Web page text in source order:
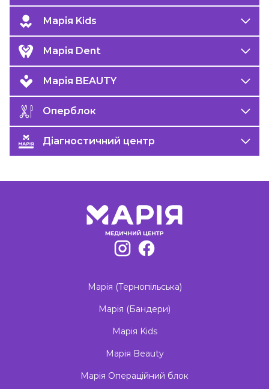
Марія Kids
Марія Dent
Марія BEAUTY
Оперблок
Діагностичний центр
Марія (Тернопільська)
Марія (Бандери)
Марія Kids
Марія Beauty
Марія Операційний блок